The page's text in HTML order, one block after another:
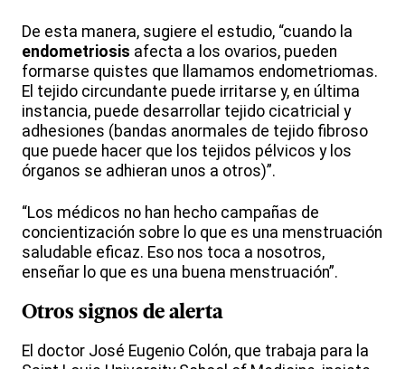
De esta manera, sugiere el estudio, “cuando la
endometriosis afecta a los ovarios, pueden
formarse quistes que llamamos endometriomas.
El tejido circundante puede irritarse y, en última
instancia, puede desarrollar tejido cicatricial y
adhesiones (bandas anormales de tejido fibroso
que puede hacer que los tejidos pélvicos y los
órganos se adhieran unos a otros)”.
“Los médicos no han hecho campañas de
concientización sobre lo que es una menstruación
saludable eficaz. Eso nos toca a nosotros,
enseñar lo que es una buena menstruación”.
Otros signos de alerta
El doctor José Eugenio Colón, que trabaja para la